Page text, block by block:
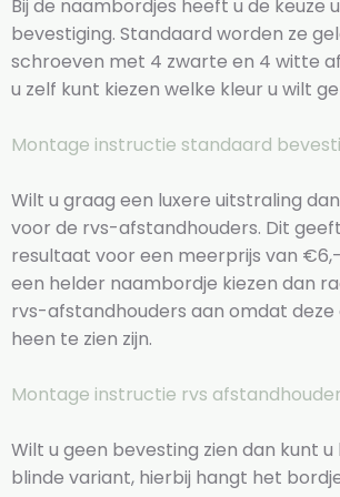
Bij de naambordjes heeft u de keuze
bevestiging. Standaard worden ze
schroeven met 4 zwarte en 4 witte
u zelf kunt kiezen welke kleur u wilt
Montage instructie standaard
Wilt u graag een luxere uitstraling
voor de rvs-afstandhouders. Dit
resultaat voor een meerprijs van
een helder naambordje kiezen dan
rvs-afstandhouders aan omdat
heen te zien zijn.
Montage instructie rvs
Wilt u geen bevesting zien dan kunt u
blinde variant, hierbij hangt het